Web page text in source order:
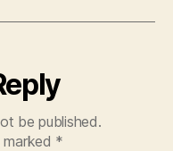
be published.
marked *